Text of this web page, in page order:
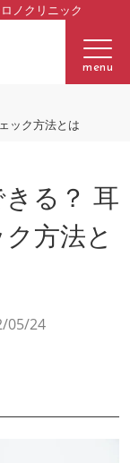
ノクリニック
menu
ック方法とは
る？ 耳
方法と
05/24